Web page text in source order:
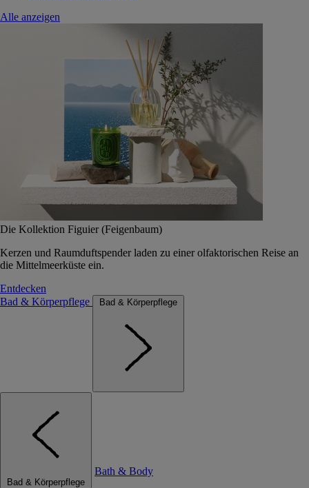
Alle anzeigen
Die Kollektion Figuier (Feigenbaum)
Kerzen und Raumduftspender laden zu einer olfaktorischen Reise an
die Mittelmeerküste ein.
Entdecken
Bad & Körperpflege
Bad & Körperpflege
Bad & Körperpflege
Bath & Body